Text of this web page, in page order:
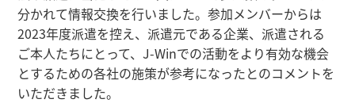
分かれて情報交換を行いました。参加メンバーからは
2023年度派遣を控え、派遣元である企業、派遣される
ご本人たちにとって、J-Winでの活動をより有効な機会
とするための各社の施策が参考になったとのコメントを
いただきました。